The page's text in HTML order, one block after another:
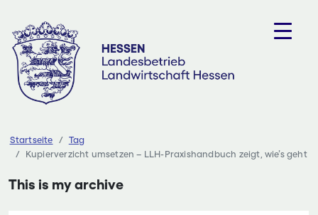
Inhalt
springen
Startseite
Tag
Kupierverzicht umsetzen – LLH-Praxishandbuch zeigt, wie’s geht
This is my archive